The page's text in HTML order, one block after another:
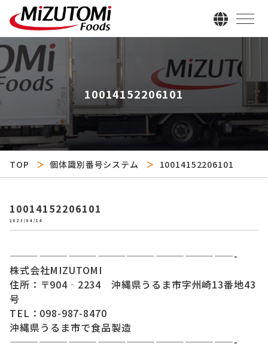
10014152206101
TOP 個体識別番号システム 10014152206101
10014152206101
2023/04/14
———————————————————————-
株式会社MIZUTOMI
住所：〒904‐2234 沖縄県うるま市字州崎13番地43
号
TEL：098-987-8470
沖縄県うるま市で食品製造